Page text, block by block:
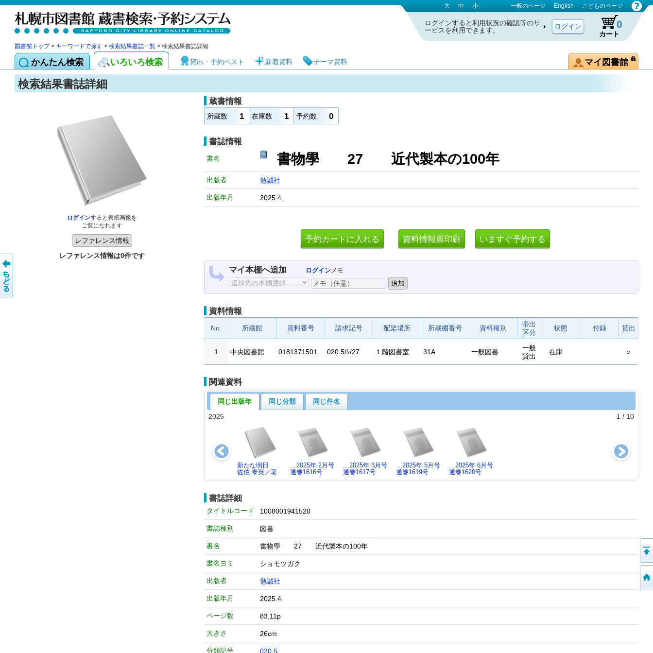
札幌市図書館 蔵書検索・予約システム 大 中 小 一般のページ English こどものページ
ログインすると利用状況の確認等のサ
ービスを利用できます。
カート
0
図書館トップ> キーワードで探す > 検索結果書誌一覧 > 検索結果書誌詳細
かんたん検索 いろいろ検索 貸出・予約ベスト 新着資料 テーマ資料 マイ図書館
検索結果書誌詳細
ログインすると表紙画像を
ご覧になれます
レファレンス情報は0件です
蔵書情報
所蔵数 1 在庫数 1 予約数 0
書誌情報
書名 書物學 27 近代製本の100年
出版者 勉誠社
出版年月 2025.4
マイ本棚へ追加 ログインメモ
資料情報
No. 所蔵館 資料番号 請求記号 配架場所 所蔵棚番号 資料種別
帯出
区分
状態 付録 貸出
1 中央図書館 0181371501 020.5/ｼ/27 １階図書室 31A 一般図書
一般
貸出
在庫 ○
関連資料
同じ出版年 同じ分類
同じ件名
2025
1 / 10
新たな明日
佐伯 泰英／著
…2025年 2月号
通巻1616号
…2025年 3月号
通巻1617号
…2025年 5月号
通巻1619号
…2025年 6月号
通巻1620号
書誌詳細
タイトルコード 1008001941520
書誌種別 図書
書名 書物學 27 近代製本の100年
書名ヨミ ショモツガク
出版者 勉誠社
出版年月 2025.4
ページ数 83,11p
大きさ 26cm
分類記号 020.5